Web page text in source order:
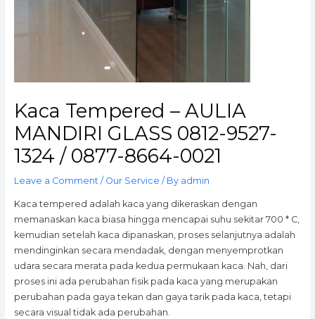
Kaca Tempered – AULIA
MANDIRI GLASS 0812-9527-
1324 / 0877-8664-0021
Leave a Comment / Our Service / By admin
Kaca tempered adalah kaca yang dikeraskan dengan
memanaskan kaca biasa hingga mencapai suhu sekitar 700 * C,
kemudian setelah kaca dipanaskan, proses selanjutnya adalah
mendinginkan secara mendadak, dengan menyemprotkan
udara secara merata pada kedua permukaan kaca. Nah, dari
proses ini ada perubahan fisik pada kaca yang merupakan
perubahan pada gaya tekan dan gaya tarik pada kaca, tetapi
secara visual tidak ada perubahan.